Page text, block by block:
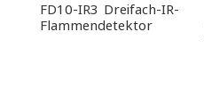
FD10-IR3 Dreifach-IR-
Flammendetektor